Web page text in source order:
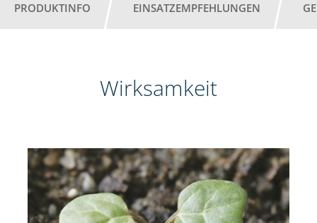
PRODUKTINFO EINSATZEMPFEHLUNGEN
Wirksamkeit